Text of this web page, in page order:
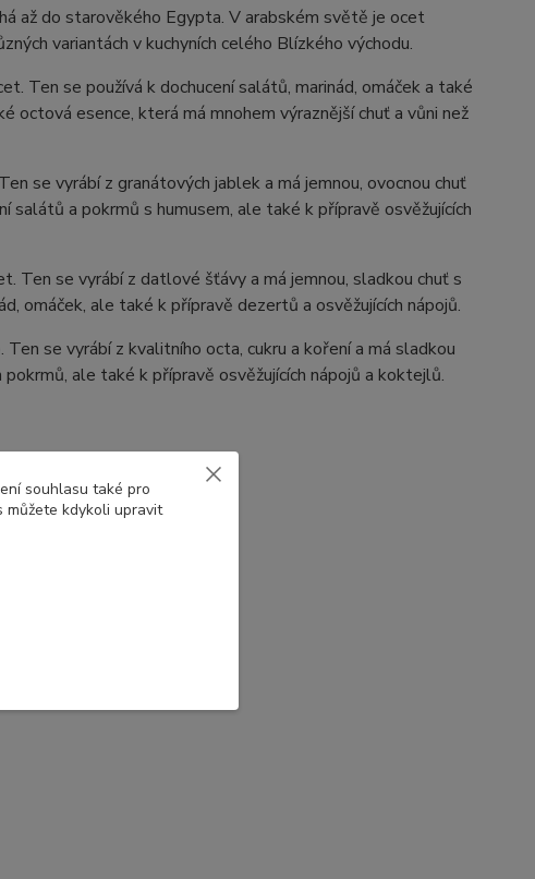
až do starověkého Egypta. V arabském světě je ocet
variantách v kuchyních celého Blízkého východu.
Ten se používá k dochucení salátů, marinád, omáček a také
octová esence, která má mnohem výraznější chuť a vůni než
se vyrábí z granátových jablek a má jemnou, ovocnou chuť
a pokrmů s humusem, ale také k přípravě osvěžujících
Ten se vyrábí z datlové šťávy a má jemnou, sladkou chuť s
omáček, ale také k přípravě dezertů a osvěžujících nápojů.
se vyrábí z kvalitního octa, cukru a koření a má sladkou
ale také k přípravě osvěžujících nápojů a koktejlů.
souhlasu také pro
můžete kdykoli upravit